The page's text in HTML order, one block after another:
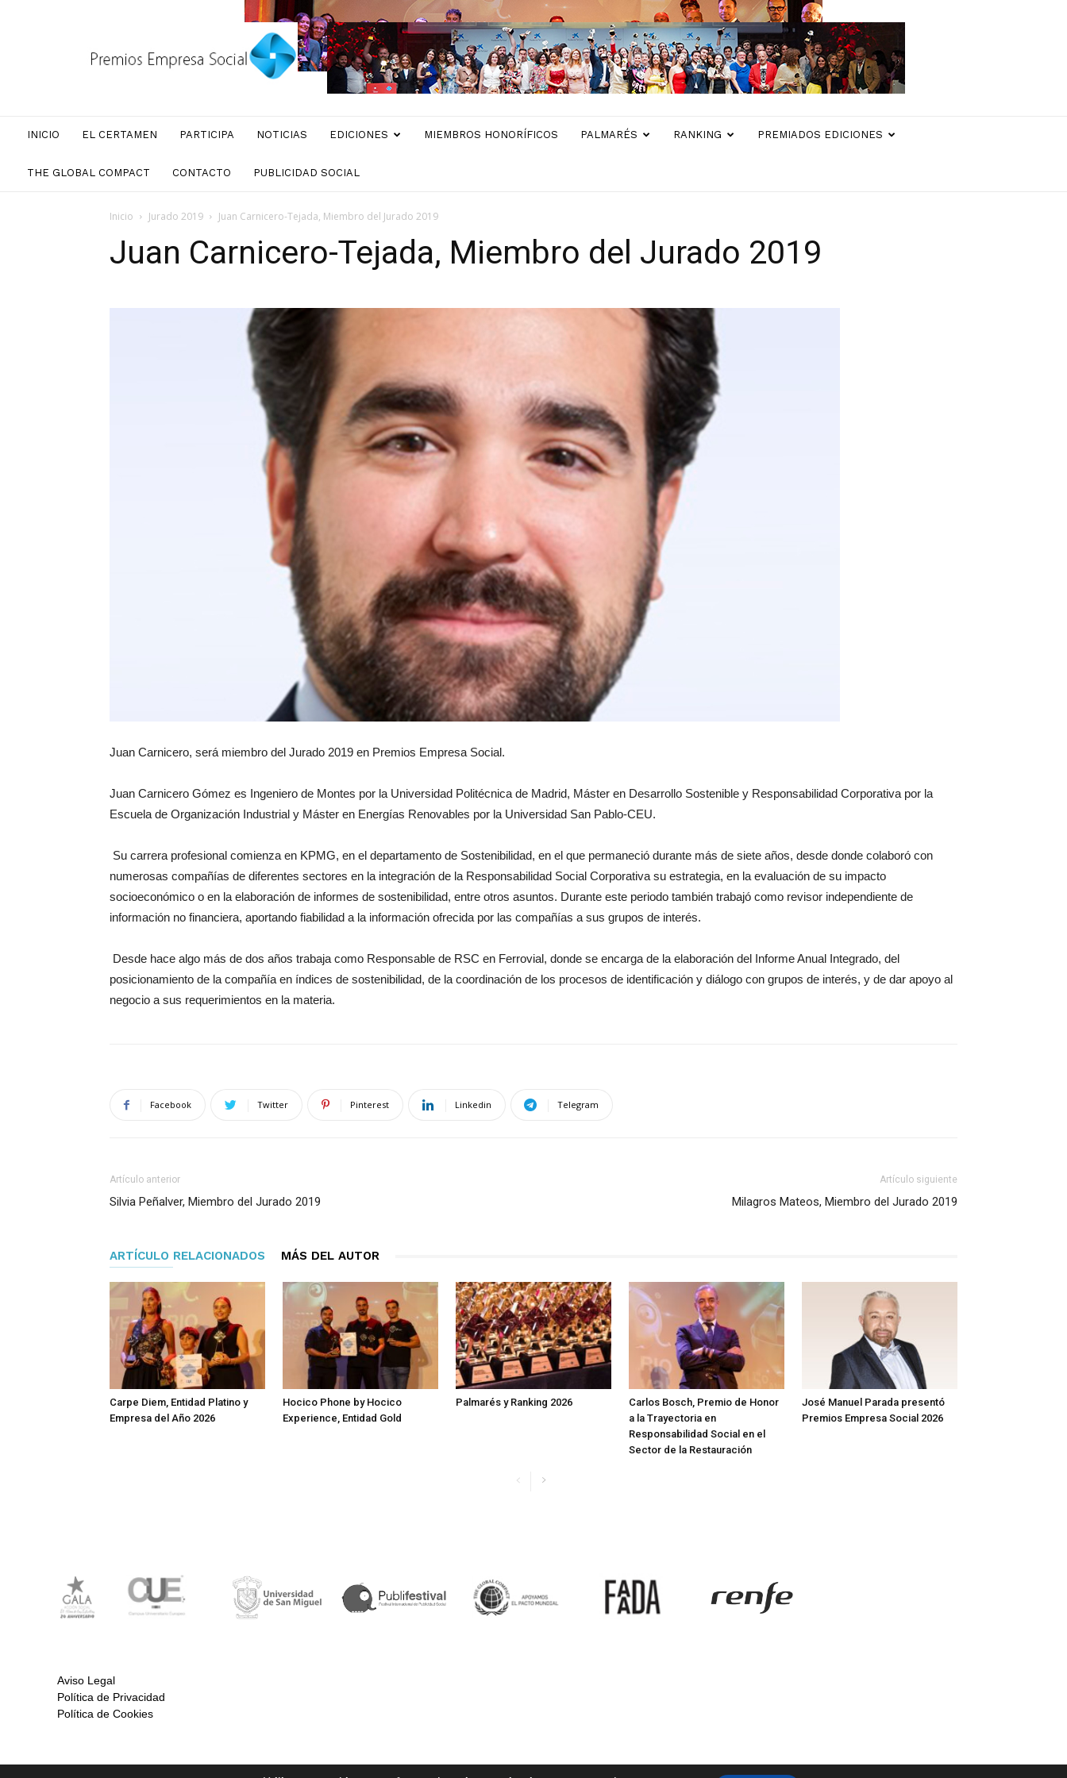
Social
INICIO EL CERTAMEN PARTICIPA NOTICIAS EDICIONES MIEMBROS HONORÍFICOS PALMARÉS RANKING PREMIADOS EDICIONES
THE GLOBAL COMPACT CONTACTO PUBLICIDAD SOCIAL
Inicio Jurado 2019 Juan Carnicero-Tejada, Miembro del Jurado 2019
Juan Carnicero-Tejada, Miembro del Jurado 2019
Juan Carnicero, será miembro del Jurado 2019 en Premios Empresa Social.
Juan Carnicero Gómez es Ingeniero de Montes por la Universidad Politécnica de Madrid, Máster en Desarrollo Sostenible y Responsabilidad Corporativa por la
Escuela de Organización Industrial y Máster en Energías Renovables por la Universidad San Pablo-CEU.
Su carrera profesional comienza en KPMG, en el departamento de Sostenibilidad, en el que permaneció durante más de siete años, desde donde colaboró con
numerosas compañías de diferentes sectores en la integración de la Responsabilidad Social Corporativa su estrategia, en la evaluación de su impacto
socioeconómico o en la elaboración de informes de sostenibilidad, entre otros asuntos. Durante este periodo también trabajó como revisor independiente de
información no financiera, aportando fiabilidad a la información ofrecida por las compañías a sus grupos de interés.
Desde hace algo más de dos años trabaja como Responsable de RSC en Ferrovial, donde se encarga de la elaboración del Informe Anual Integrado, del
posicionamiento de la compañía en índices de sostenibilidad, de la coordinación de los procesos de identificación y diálogo con grupos de interés, y de dar apoyo al
negocio a sus requerimientos en la materia.
Facebook Twitter Pinterest Linkedin Telegram
Artículo anterior
Silvia Peñalver, Miembro del Jurado 2019
Artículo siguiente
Milagros Mateos, Miembro del Jurado 2019
ARTÍCULO RELACIONADOS MÁS DEL AUTOR
Carpe Diem, Entidad Platino y
Empresa del Año 2026
Hocico Phone by Hocico
Experience, Entidad Gold
Palmarés y Ranking 2026
Carlos Bosch, Premio de Honor
a la Trayectoria en
Responsabilidad Social en el
Sector de la Restauración
José Manuel Parada presentó
Premios Empresa Social 2026
Aviso Legal
Política de Privacidad
Política de Cookies